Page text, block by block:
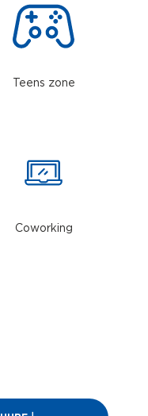
Teens zone
Coworking